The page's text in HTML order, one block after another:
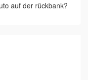
auf der rückbank?